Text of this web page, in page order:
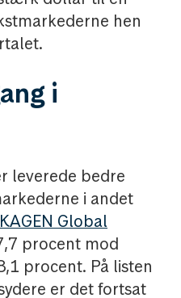
hen
i
leverede bedre
i andet
Global
procent mod
procent. På listen
er det fortsat